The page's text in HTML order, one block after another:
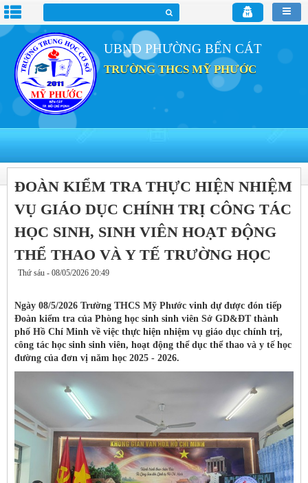
UBND PHƯỜNG BẾN CÁT
TRƯỜNG THCS MỸ PHƯỚC
ĐOÀN KIỂM TRA THỰC HIỆN NHIỆM
VỤ GIÁO DỤC CHÍNH TRỊ CÔNG TÁC
HỌC SINH, SINH VIÊN HOẠT ĐỘNG
THỂ THAO VÀ Y TẾ TRƯỜNG HỌC
Thứ sáu - 08/05/2026 20:49
Ngày 08/5/2026 Trường THCS Mỹ Phước vinh dự được đón tiếp
Đoàn kiểm tra của Phòng học sinh sinh viên Sở GD&ĐT thành
phố Hồ Chí Minh về việc thực hiện nhiệm vụ giáo dục chính trị,
công tác học sinh sinh viên, hoạt động thể dục thể thao và y tế học
đường của đơn vị năm học 2025 - 2026.